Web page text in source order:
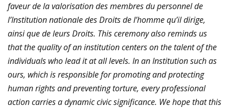
faveur de la valorisation des membres du personnel de
l’Institution nationale des Droits de l’homme qu’il dirige,
ainsi que de leurs Droits. This ceremony also reminds us
that the quality of an institution centers on the talent of the
individuals who lead it at all levels. In an Institution such as
ours, which is responsible for promoting and protecting
human rights and preventing torture, every professional
action carries a dynamic civic significance. We hope that this